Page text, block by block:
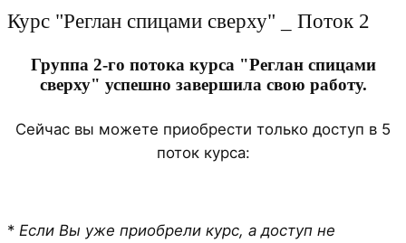
Курс "Реглан спицами сверху" _ Поток 2
Группа 2-го потока курса "Реглан спицами
сверху" успешно завершила свою работу.
Сейчас вы можете приобрести только доступ в 5
поток курса:
* Если Вы уже приобрели курс, а доступ не